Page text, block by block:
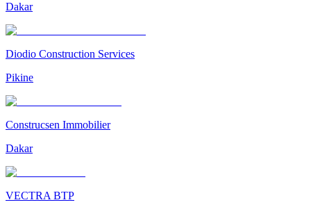
Dakar
Diodio Construction Services
Pikine
Construcsen Immobilier
Dakar
VECTRA BTP